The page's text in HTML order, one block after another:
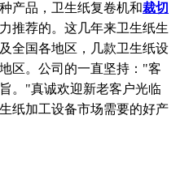
品，卫生纸复卷机和裁切
推荐的。这几年来卫生纸生
全国各地区，几款卫生纸设
区。公司的一直坚持："客
。"真诚欢迎新老客户光临
纸加工设备市场需要的好产